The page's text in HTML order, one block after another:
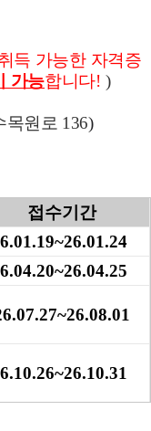
득 가능한 자격증
가능합니다! )
목원로 136)
접수기간
26.04.25